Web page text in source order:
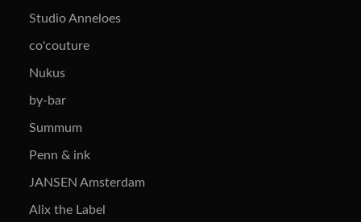
Studio Anneloes
co'couture
Nukus
by-bar
Summum
Penn & ink
JANSEN Amsterdam
Alix the Label